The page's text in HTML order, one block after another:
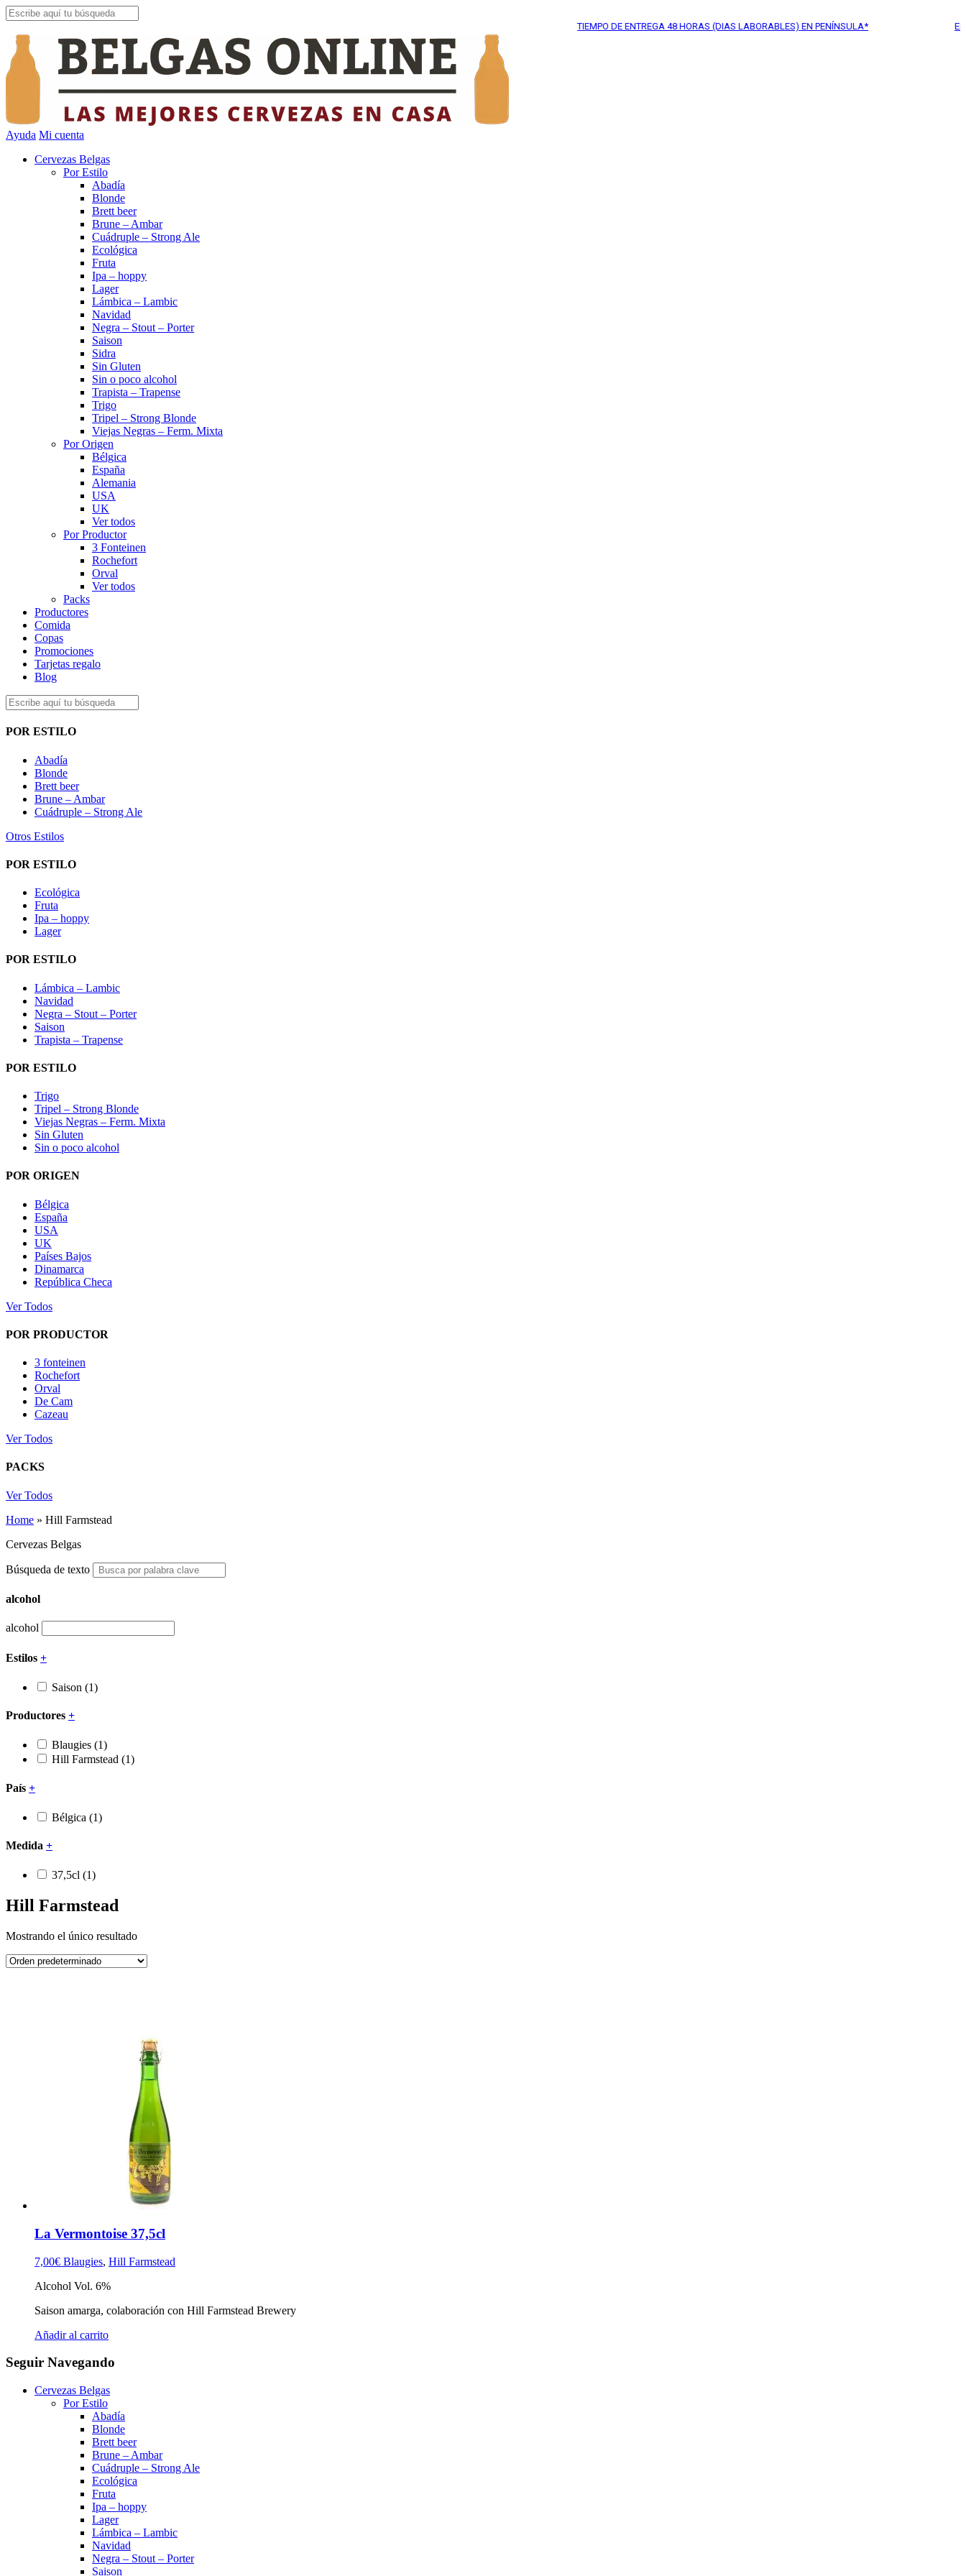
TIEMPO DE ENTREGA48 HORAS (DIAS LABORABLES) EN PENÍNSULA* ENVÍO
Ayuda Mi cuenta
Cervezas Belgas
Por Estilo
Abadía
Blonde
Brett beer
Brune – Ambar
Cuádruple – Strong Ale
Ecológica
Fruta
Ipa – hoppy
Lager
Lámbica – Lambic
Navidad
Negra – Stout – Porter
Saison
Sidra
Sin Gluten
Sin o poco alcohol
Trapista – Trapense
Trigo
Tripel – Strong Blonde
Viejas Negras – Ferm. Mixta
Por Origen
Bélgica
España
Alemania
USA
UK
Ver todos
Por Productor
3 Fonteinen
Rochefort
Orval
Ver todos
Packs
Productores
Comida
Copas
Promociones
Tarjetas regalo
Blog
POR ESTILO
Abadía
Blonde
Brett beer
Brune – Ambar
Cuádruple – Strong Ale
Otros Estilos
POR ESTILO
Ecológica
Fruta
Ipa – hoppy
Lager
POR ESTILO
Lámbica – Lambic
Navidad
Negra – Stout – Porter
Saison
Trapista – Trapense
POR ESTILO
Trigo
Tripel – Strong Blonde
Viejas Negras – Ferm. Mixta
Sin Gluten
Sin o poco alcohol
POR ORIGEN
Bélgica
España
USA
UK
Países Bajos
Dinamarca
República Checa
Ver Todos
POR PRODUCTOR
3 fonteinen
Rochefort
Orval
De Cam
Cazeau
Ver Todos
PACKS
Ver Todos
Home » Hill Farmstead
Cervezas Belgas
Búsqueda de texto
alcohol
alcohol
Estilos +
Saison (1)
Productores +
Blaugies (1)
Hill Farmstead (1)
País +
Bélgica (1)
Medida +
37,5cl (1)
Hill Farmstead
Mostrando el único resultado
La Vermontoise 37,5cl
7,00€ Blaugies, Hill Farmstead
Alcohol Vol. 6%
Saison amarga, colaboración con Hill Farmstead Brewery
Añadir al carrito
Seguir Navegando
Cervezas Belgas
Por Estilo
Abadía
Blonde
Brett beer
Brune – Ambar
Cuádruple – Strong Ale
Ecológica
Fruta
Ipa – hoppy
Lager
Lámbica – Lambic
Navidad
Negra – Stout – Porter
Saison